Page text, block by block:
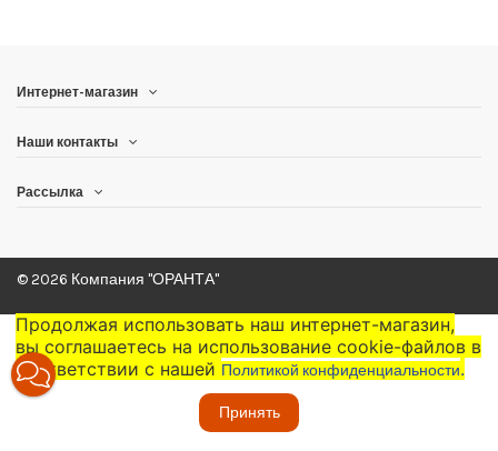
Интернет-магазин
Наши контакты
Рассылка
© 2026 Компания "ОРАНТА"
Продолжая использовать наш интернет-магазин,
вы соглашаетесь на использование cookie-файлов в
соответствии с нашей Политикой конфиденциальности.
Принять